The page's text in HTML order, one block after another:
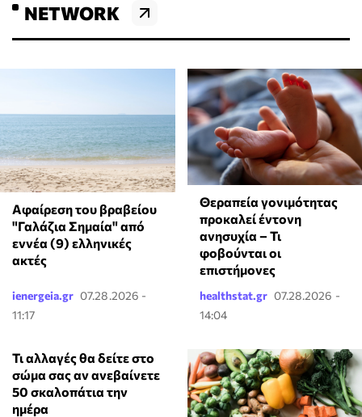
NETWORK
Αφαίρεση του βραβείου
"Γαλάζια Σημαία" από
εννέα (9) ελληνικές
ακτές
ienergeia.gr 07.28.2026 -
11:17
Θεραπεία γονιμότητας
προκαλεί έντονη
ανησυχία – Τι
φοβούνται οι
επιστήμονες
healthstat.gr 07.28.2026 -
14:04
Τι αλλαγές θα δείτε στο
σώμα σας αν ανεβαίνετε
50 σκαλοπάτια την
ημέρα